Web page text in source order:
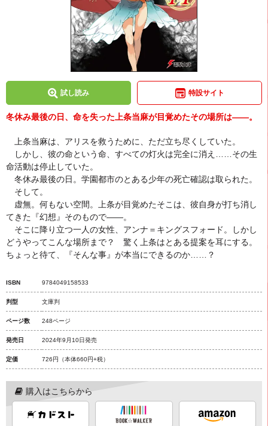
試し読み 特設サイト
冬休み最後の日、命を失った上条当麻が目覚めたその場所は――。
上条当麻は、アリスを救うために、ただ立ち尽くしていた。
しかし、彼の命という命、すべての灯火は完全に消え……その生
命活動は停止していた。
冬休み最後の日。学園都市のとある少年の死亡確認は取られた。
そして。
虚無。何もない空間。上条が目覚めたそこは、彼自身が打ち消し
てきた『幻想』そのもので――。
そこに降り立つ一人の女性、アンナ＝キングスフォード。しかし
どうやってこんな場所まで？ 驚く上条はとある提案を耳にする。
ちょっと待て、『そんな事』が本当にできるのか……？
ISBN 9784049158533
判型 文庫判
ページ数 248ページ
発売日 2024年9月10日発売
定価 726円 （本体660円+税）
購入はこちらから